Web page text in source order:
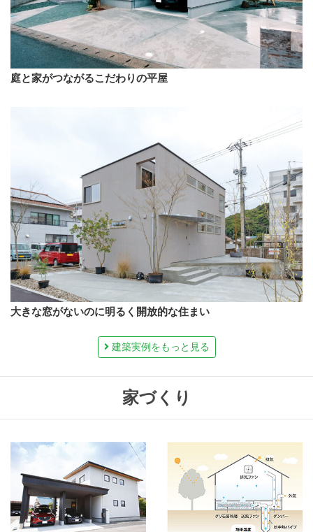
庭と家がつながるこだわりの平屋
大きな窓がないのに明るく開放的な住まい
建築実例をもっと見る
家づくり